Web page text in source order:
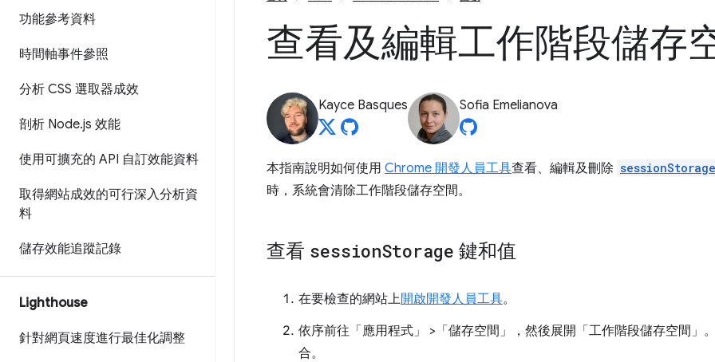
功能參考資料
時間軸事件參照
分析 CSS 選取器成效
剖析 Node.js 效能
使用可擴充的 API 自訂效能資料
取得網站成效的可行深入分析資
料
儲存效能追蹤記錄
Lighthouse
針對網頁速度進行最佳化調整
查看及編輯工作階段儲存
Kayce Basques Sofia Emelianova
本指南說明如何使用 Chrome 開發人員工具查看、編輯及刪除 sessionStorage
時，系統會清除工作階段儲存空間。
查看 sessionStorage 鍵和值
在要檢查的網站上開啟開發人員工具。
依序前往「應用程式」
>「儲存空間」 ，然後展開「工作階段儲存空間」
合。